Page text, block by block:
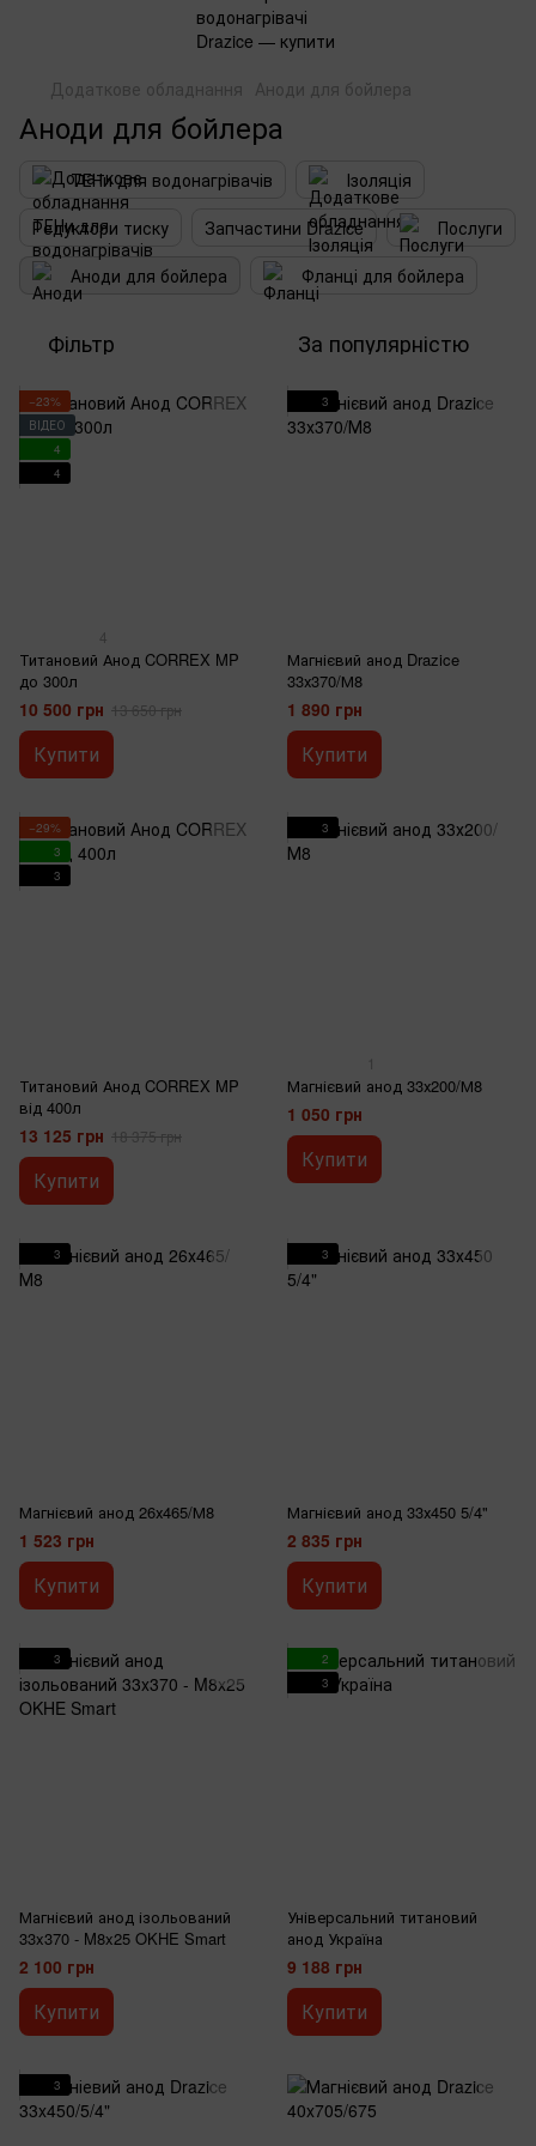
Додаткове обладнання Аноди для бойлера
Аноди для бойлера
ТЕНи для водонагрівачів
Ізоляція
Редуктори тиску
Запчастини Drazice
Послуги
Аноди для бойлера
Фланці для бойлера
Фільтр За популярністю
−23%
ВІДЕО
4
4
4
Титановий Анод CORREX MP
до 300л
10 500 грн 13 650 грн
Купити
3
Магнієвий анод Drazice
33х370/М8
1 890 грн
Купити
−29%
3
3
Титановий Анод CORREX MP
від 400л
13 125 грн 18 375 грн
Купити
3
1
Магнієвий анод 33х200/М8
1 050 грн
Купити
3
Магнієвий анод 26х465/М8
1 523 грн
Купити
3
Магнієвий анод 33х450 5/4"
2 835 грн
Купити
3
Магнієвий анод ізольований
33x370 - M8x25 OKHE Smart
2 100 грн
Купити
2
3
Універсальний титановий
анод Україна
9 188 грн
Купити
3